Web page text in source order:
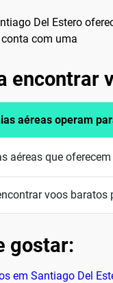
Del Estero
com uma
encontrar
aéreas operam
aéreas que
voos baratos
gostar:
em Santiago Del